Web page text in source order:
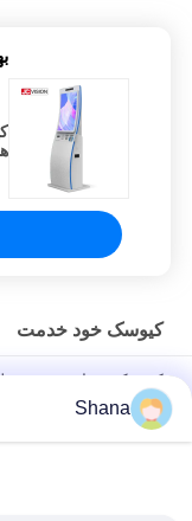
کيوسک خود خدمت
کیوسک سفارش‌دهی
خود سفارش
Shana